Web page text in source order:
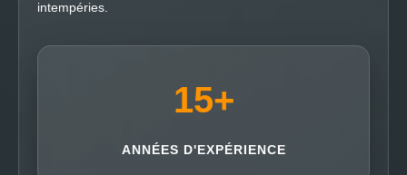
intempéries.
15+
ANNÉES D'EXPÉRIENCE